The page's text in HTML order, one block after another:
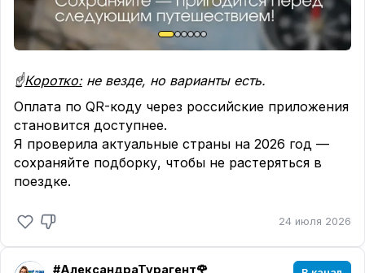
☝️Коротко:не везде, но варианты есть.
Оплата по QR-коду через российские приложения
становится доступнее.
Я проверила актуальные страны на 2026 год —
сохраняйте подборку, чтобы не растеряться в
поездке.
24 июля 2026
#АлександраТурагент🌹